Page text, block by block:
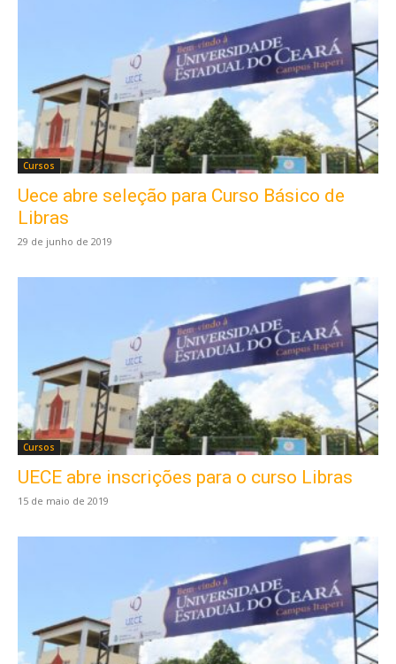
Cursos
Uece abre seleção para Curso Básico de
Libras
29 de junho de 2019
Cursos
UECE abre inscrições para o curso Libras
15 de maio de 2019